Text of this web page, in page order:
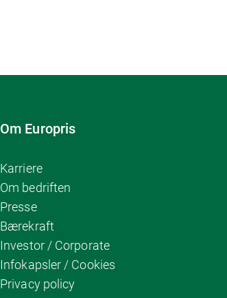
Om Europris
Karriere
Om bedriften
Presse
Bærekraft
Investor / Corporate
Infokapsler / Cookies
Privacy policy